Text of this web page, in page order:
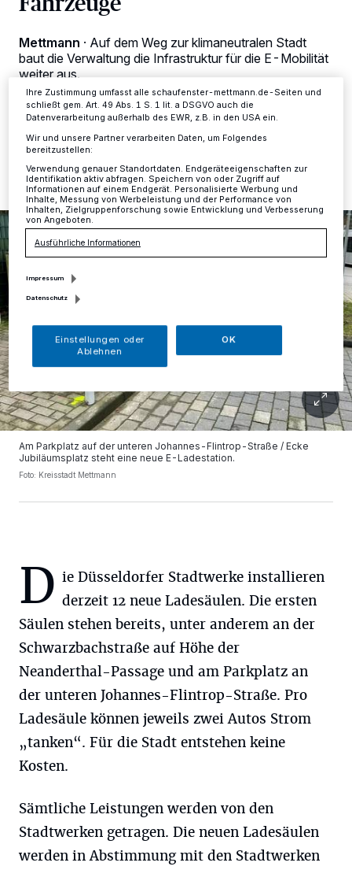
Mettmann · Auf dem Weg zur klimaneutralen Stadt
baut die Verwaltung die Infrastruktur für die E-Mobilität
weiter aus.
05.12.2024 , 10:55 Uhr Eine Minute Lesezeit
Am Parkplatz auf der unteren Johannes-Flintrop-Straße / Ecke
Jubiläumsplatz steht eine neue E-Ladestation.
Foto: Kreisstadt Mettmann
D ie Düsseldorfer Stadtwerke installieren
derzeit 12 neue Ladesäulen. Die ersten
Säulen stehen bereits, unter anderem an der
Schwarzbachstraße auf Höhe der
Neanderthal-Passage und am Parkplatz an
der unteren Johannes-Flintrop-Straße. Pro
Ladesäule können jeweils zwei Autos Strom
„tanken“. Für die Stadt entstehen keine
Kosten.
Sämtliche Leistungen werden von den
Stadtwerken getragen. Die neuen Ladesäulen
werden in Abstimmung mit den Stadtwerken
Anzeigen möglicherweise nicht mehr so relevant für Sie. Sie können
Einstellungen oder Ablehnen am unteren Rand der Webseite klicken.
Ihre Einstellungen gelten innerhalb unseres Website. Weitere
Informationen finden Sie in unserer Datenschutzerklärung.
Ihre Zustimmung umfasst alle schaufenster-mettmann.de-Seiten und
schließt gem. Art. 49 Abs. 1 S. 1 lit. a DSGVO auch die
Datenverarbeitung außerhalb des EWR, z.B. in den USA ein.
Wir und unsere Partner verarbeiten Daten, um Folgendes
bereitzustellen:
Verwendung genauer Standortdaten. Endgeräteeigenschaften zur
Identifikation aktiv abfragen. Speichern von oder Zugriff auf
Informationen auf einem Endgerät. Personalisierte Werbung und
Inhalte, Messung von Werbeleistung und der Performance von
Inhalten, Zielgruppenforschung sowie Entwicklung und Verbesserung
von Angeboten.
Ausführliche Informationen
Impressum
Datenschutz
Einstellungen oder
Ablehnen
OK